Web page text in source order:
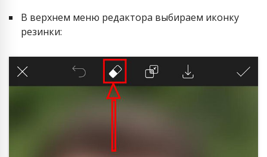
В верхнем меню редактора выбираем иконку
резинки: